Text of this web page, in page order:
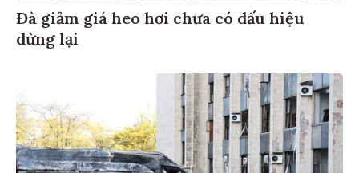
Đà giảm giá heo hơi chưa có dấu hiệu
dừng lại